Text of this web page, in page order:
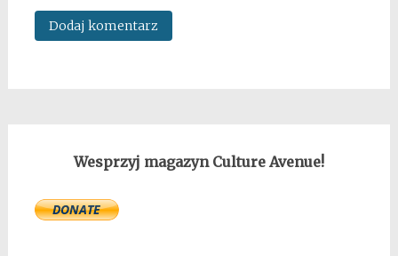
Wesprzyj magazyn Culture Avenue!